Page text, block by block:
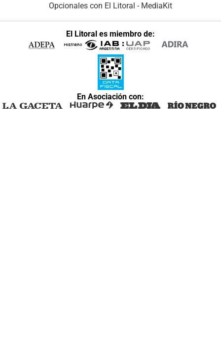
Opcionales con El Litoral - MediaKit
El Litoral es miembro de:
En Asociación con: